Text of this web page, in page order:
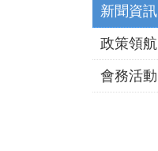
新聞資訊
政策領航
會務活動